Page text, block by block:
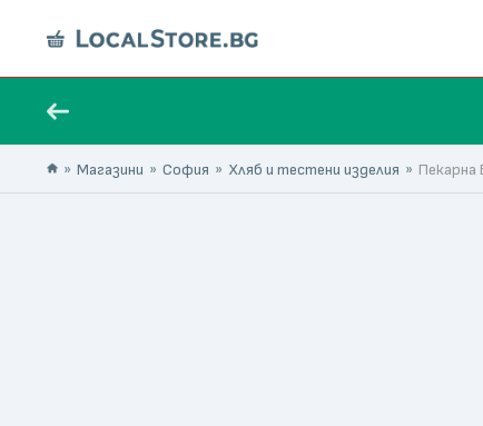
Магазини София Хляб и тестени изделия Пекарна